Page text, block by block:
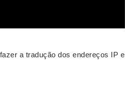
fazer a tradução dos endereços IP e